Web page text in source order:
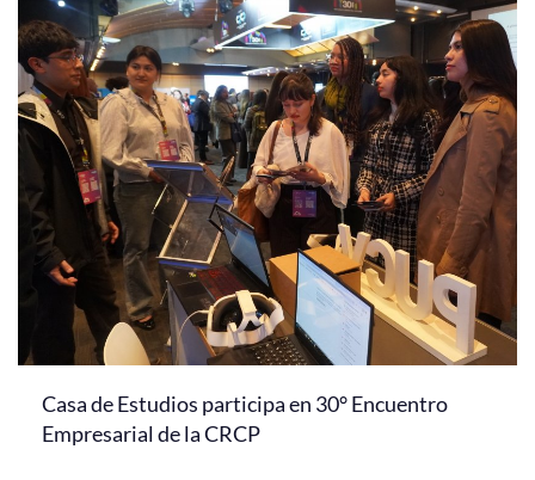
Casa de Estudios participa en 30° Encuentro
Empresarial de la CRCP